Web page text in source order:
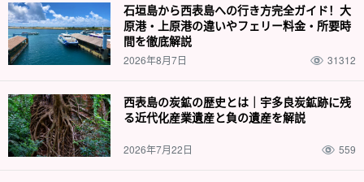
石垣島から西表島への行き方完全ガイド！大
原港・上原港の違いやフェリー料金・所要時
間を徹底解説
2026年8月7日 31312
西表島の炭鉱の歴史とは｜宇多良炭鉱跡に残
る近代化産業遺産と負の遺産を解説
2026年7月22日 559